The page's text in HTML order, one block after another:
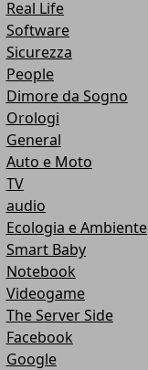
Real Life
Software
Sicurezza
People
Dimore da Sogno
Orologi
General
Auto e Moto
TV
audio
Ecologia e Ambiente
Smart Baby
Notebook
Videogame
The Server Side
Facebook
Google